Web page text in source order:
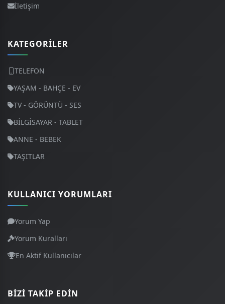
İletişim
KATEGORILER
TELEFON
YAŞAM - BAHÇE - EV
TV - GÖRÜNTÜ - SES
BİLGİSAYAR - TABLET
ANNE - BEBEK
TAŞITLAR
KULLANICI YORUMLARI
Yorum Yap
Yorum Kuralları
En Aktif Kullanıcılar
BIZI TAKIP EDIN